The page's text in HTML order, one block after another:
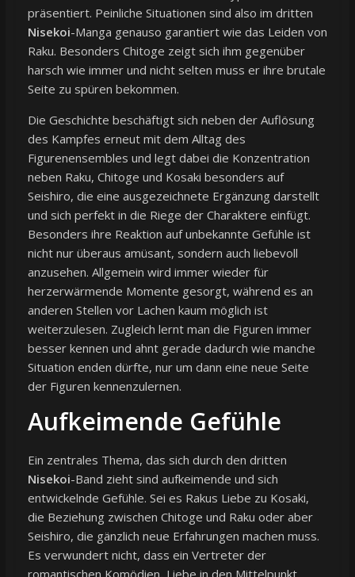
präsentiert. Peinliche Situationen sind also im dritten
Nisekoi-Manga genauso garantiert wie das Leiden von
Raku. Besonders Chitoge zeigt sich ihm gegenüber
harsch wie immer und nicht selten muss er ihre brutale
Seite zu spüren bekommen.
Die Geschichte beschäftigt sich neben der Auflösung
des Kampfes erneut mit dem Alltag des
Figurenensembles und legt dabei die Konzentration
neben Raku, Chitoge und Kosaki besonders auf
Seishiro, die eine ausgezeichnete Ergänzung darstellt
und sich perfekt in die Riege der Charaktere einfügt.
Besonders ihre Reaktion auf unbekannte Gefühle ist
nicht nur überaus amüsant, sondern auch liebevoll
anzusehen. Allgemein wird immer wieder für
herzerwärmende Momente gesorgt, während es an
anderen Stellen vor Lachen kaum möglich ist
weiterzulesen. Zugleich lernt man die Figuren immer
besser kennen und ahnt gerade dadurch wie manche
Situation enden dürfte, nur um dann eine neue Seite
der Figuren kennenzulernen.
Aufkeimende Gefühle
Ein zentrales Thema, das sich durch den dritten
Nisekoi-Band zieht sind aufkeimende und sich
entwickelnde Gefühle. Sei es Rakus Liebe zu Kosaki,
die Beziehung zwischen Chitoge und Raku oder aber
Seishiro, die gänzlich neue Erfahrungen machen muss.
Es verwundert nicht, dass ein Vertreter der
romantischen Komödien, Liebe in den Mittelpunkt